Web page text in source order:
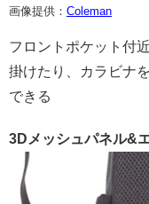
画像提供： Coleman
フロントポケット付
掛けたり、カラビナ
できる
3Dメッシュパネル&